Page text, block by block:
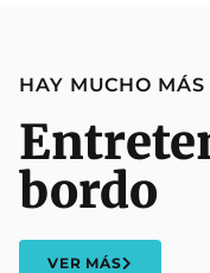
HAY MUCHO MÁS
bordo
VER MÁS